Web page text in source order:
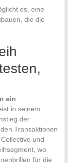
es, eine
die die
ein
in seinem
der
Transaktionen
und
wo
für die